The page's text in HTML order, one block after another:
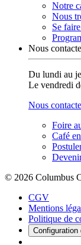
Notre
Nous
Se
Nous
Du lundi au
Le vendredi
Nous
Foire
Café
© 2026 Columbus
CGV
Mentions
Politique de
Configuration